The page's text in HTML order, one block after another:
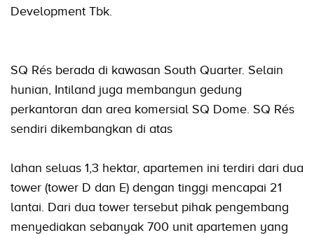
Development Tbk.
SQ Rés berada di kawasan South Quarter. Selain
hunian, Intiland juga membangun gedung
perkantoran dan area komersial SQ Dome. SQ Rés
sendiri dikembangkan di atas
lahan seluas 1,3 hektar, apartemen ini terdiri dari dua
tower (tower D dan E) dengan tinggi mencapai 21
lantai. Dari dua tower tersebut pihak pengembang
menyediakan sebanyak 700 unit apartemen yang